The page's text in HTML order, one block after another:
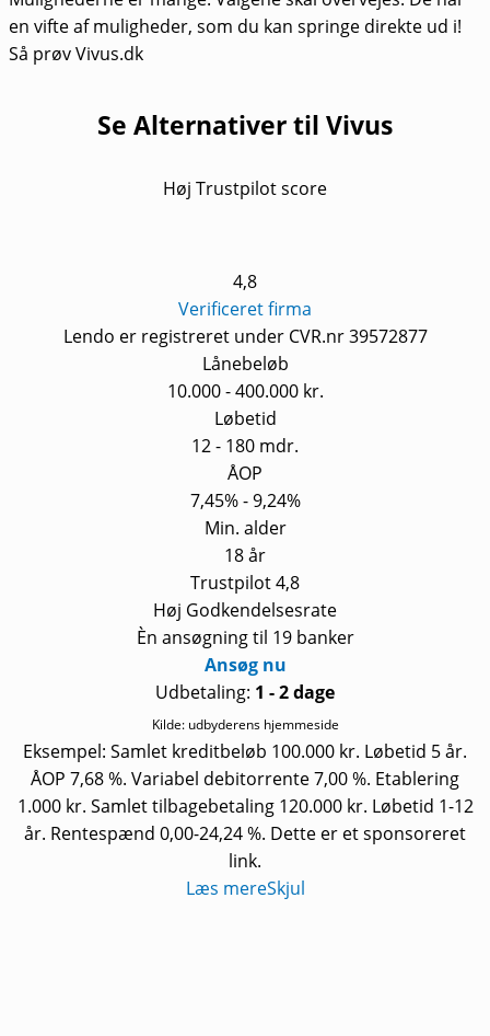
en vifte af muligheder, som du kan springe direkte ud i!
Så prøv Vivus.dk
Se Alternativer til Vivus
Høj Trustpilot score
4,8
Verificeret firma
Lendo er registreret under CVR.nr 39572877
Lånebeløb
10.000 - 400.000 kr.
Løbetid
12 - 180 mdr.
ÅOP
7,45% - 9,24%
Min. alder
18 år
Trustpilot 4,8
Høj Godkendelsesrate
Èn ansøgning til 19 banker
Ansøg nu
Udbetaling: 1 - 2 dage
Kilde: udbyderens hjemmeside
Eksempel: Samlet kreditbeløb 100.000 kr. Løbetid 5 år.
ÅOP 7,68 %. Variabel debitorrente 7,00 %. Etablering
1.000 kr. Samlet tilbagebetaling 120.000 kr. Løbetid 1-12
år. Rentespænd 0,00-24,24 %. Dette er et sponsoreret
link.
Læs mereSkjul